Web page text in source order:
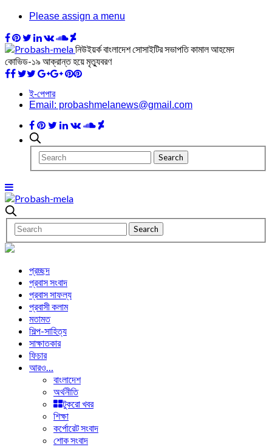
Please assign a menu
নিউইয়র্ক বাংলাদেশ সোসাইটির সভাপতি কামাল আহমেদ
কোভিড-১৯ আক্রান্ত হয়ে মৃত্যুবরণ
ই-পেপার
Email: probashmelanews@gmail.com
প্রচ্ছদ
প্রবাস সংবাদ
প্রবাস সাফল্য
প্রবাসী কলাম
মতামত
শিল্প-সাহিত্য
সাক্ষাতকার
ফিচার
আরও…
বাংলাদেশ
অর্থনীতি
টুকরো খবর
শিক্ষা
কর্পোরেট সংবাদ
শোক সংবাদ